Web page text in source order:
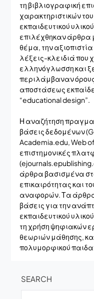
τη βιβλιογραφική
χαρακτηριστικών
εκπαιδευτικού
επιλέχθηκαν άρθρα
θέμα, την
λέξεις-κλειδιά που
ελληνόγλωσση και
περιλάμβαναν όρους
αποστάσεως
“educational design”.
Η αναζήτηση
βάσεις δεδομένων
Academia.edu, Web
επιστημονικές
άρθρα βασισμένα
επικαιρότητας και
αναφορών. Τα
βάσεις για την
εκπαιδευτικού
τη χρήση ψηφιακών
θεωριών μάθησης,
πολυμορφικού
SEARCH